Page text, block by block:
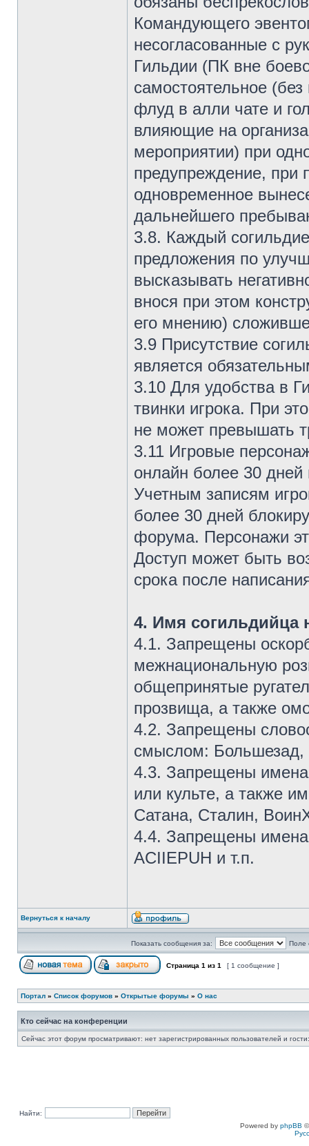
Командующего
несогласованные с
Гильдии (ПК вне
самостоятельное
флуд в алли чате и
влияющие на
мероприятии) при
предупреждение, при
одновременное
дальнейшего
3.8. Каждый
предложения по
высказывать
внося при этом
его мнению)
3.9 Присутствие
является
3.10 Для удобства в
твинки игрока. При
не может превышать
3.11 Игровые
онлайн более 30
Учетным записям
более 30 дней
форума. Персонажи
Доступ может быть
срока после
4. Имя согильдийца
4.1. Запрещены
межнациональную
общепринятые
прозвища, а также
4.2. Запрещены
смыслом: Большезад,
4.3. Запрещены имена
или культе, а также
Сатана, Сталин,
4.4. Запрещены
ACIIEPUH и т.п.
Вернуться к началу
Показать сообщения за: Поле
Страница 1 из 1 [ 1 сообщение ]
Портал » Список форумов » Открытые форумы » О нас
Кто сейчас на конференции
Сейчас этот форум просматривают: нет зарегистрированных пользователей и
Найти:
Powered by phpBB